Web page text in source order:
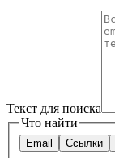
Текст для поиска
Что найти
Email Ссылки